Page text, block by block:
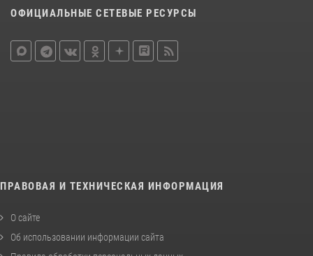
ОФИЦИАЛЬНЫЕ СЕТЕВЫЕ РЕСУРСЫ
ПРАВОВАЯ И ТЕХНИЧЕСКАЯ ИНФОРМАЦИЯ
О сайте
Об использовании информации сайта